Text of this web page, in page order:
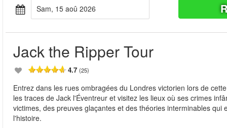
sam, 15 aoû 2026
Jack the Ripper Tour
4.7 (25)
Entrez dans les rues ombragées du Londres victorien lors de
les traces de Jack l'Éventreur et visitez les lieux où ses crimes
victimes, des preuves glaçantes et des théories interminables
l'histoire.